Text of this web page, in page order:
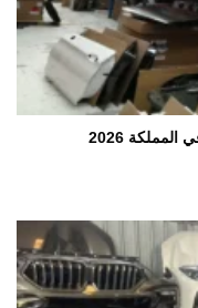
2026